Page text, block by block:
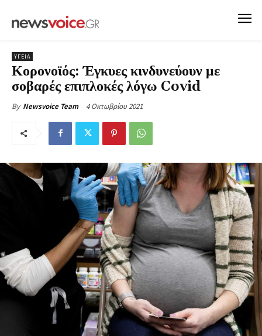
ΥΓΕΙΑ
Κορονοϊός: Έγκυες κινδυνεύουν με
σοβαρές επιπλοκές λόγω Covid
By Newsvoice Team 4 Οκτωβρίου 2021